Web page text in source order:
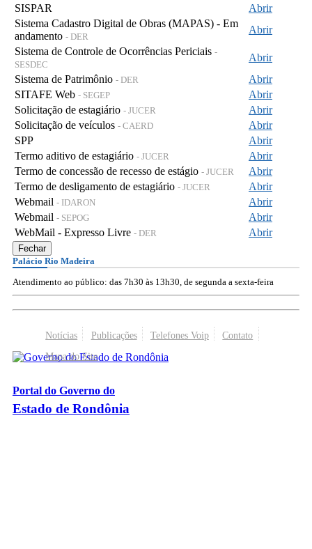
SISPAR
Abrir
Sistema Cadastro Digital de Obras (MAPAS) - Em
andamento - DER
Abrir
Sistema de Controle de Ocorrências Periciais -
SESDEC
Abrir
Sistema de Patrimônio - DER
Abrir
SITAFE Web - SEGEP
Abrir
Solicitação de estagiário - JUCER
Abrir
Solicitação de veículos - CAERD
Abrir
SPP
Abrir
Termo aditivo de estagiário - JUCER
Abrir
Termo de concessão de recesso de estágio - JUCER
Abrir
Termo de desligamento de estagiário - JUCER
Abrir
Webmail - IDARON
Abrir
Webmail - SEPOG
Abrir
WebMail - Expresso Livre - DER Abrir
Fechar
Palácio Rio Madeira
Atendimento ao público: das 7h30 às 13h30, de segunda a sexta-feira
Notícias Publicações Telefones Voip
Contato
Mapa do Site
Portal do Governo do
Estado de Rondônia